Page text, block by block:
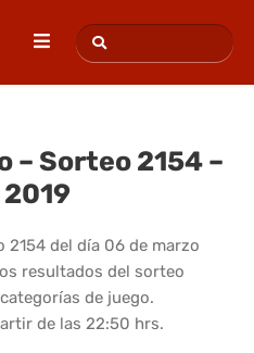
– Sorteo 2154 –
2154 del día 06 de marzo
resultados del sorteo
de juego.
de las 22:50 hrs.